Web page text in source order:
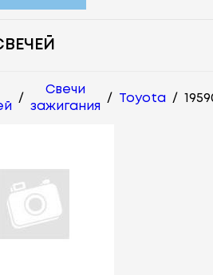
/
Свечи
зажигания
/ Toyota /